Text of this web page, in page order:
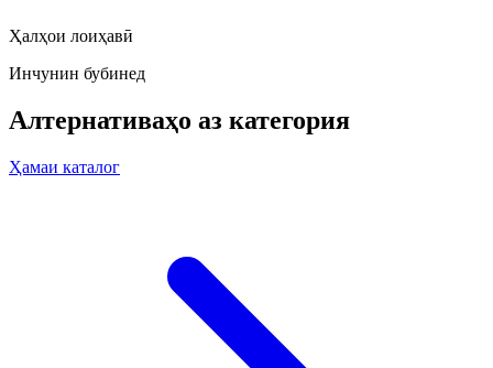
Ҳалҳои лоиҳавӣ
Инчунин бубинед
Алтернативаҳо аз категория
Ҳамаи каталог